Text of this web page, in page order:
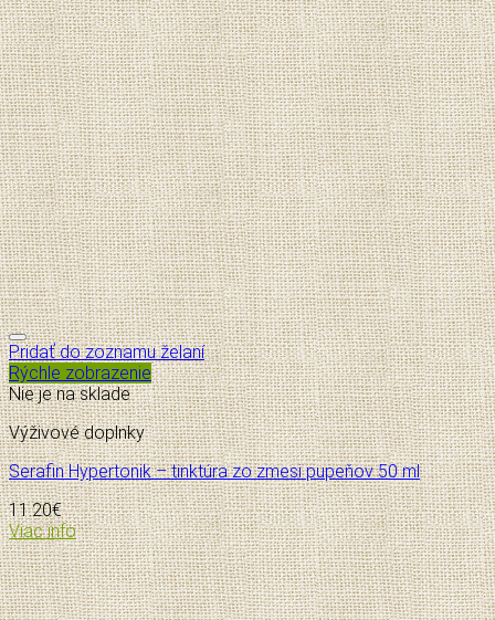
Pridať do zoznamu želaní
Rýchle zobrazenie
Nie je na sklade
Výživové doplnky
Serafin Hypertonik – tinktúra zo zmesi pupeňov 50 ml
11.20€
Viac info